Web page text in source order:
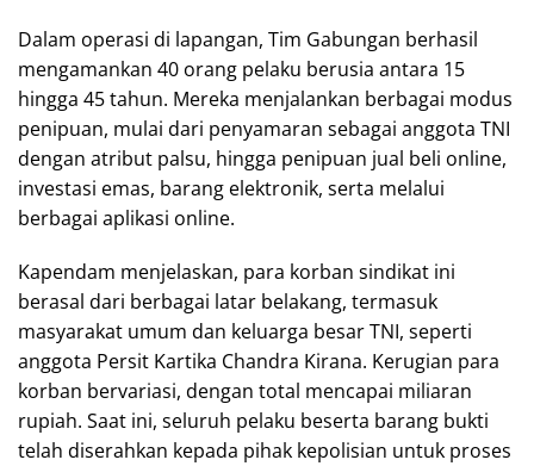
Dalam operasi di lapangan, Tim Gabungan berhasil
mengamankan 40 orang pelaku berusia antara 15
hingga 45 tahun. Mereka menjalankan berbagai modus
penipuan, mulai dari penyamaran sebagai anggota TNI
dengan atribut palsu, hingga penipuan jual beli online,
investasi emas, barang elektronik, serta melalui
berbagai aplikasi online.
Kapendam menjelaskan, para korban sindikat ini
berasal dari berbagai latar belakang, termasuk
masyarakat umum dan keluarga besar TNI, seperti
anggota Persit Kartika Chandra Kirana. Kerugian para
korban bervariasi, dengan total mencapai miliaran
rupiah. Saat ini, seluruh pelaku beserta barang bukti
telah diserahkan kepada pihak kepolisian untuk proses